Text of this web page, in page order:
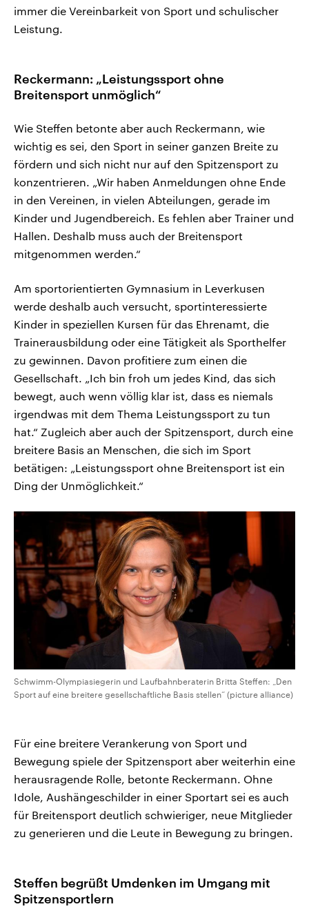
immer die Vereinbarkeit von Sport und schulischer
Leistung.
Reckermann: „Leistungssport ohne
Breitensport unmöglich“
Wie Steffen betonte aber auch Reckermann, wie
wichtig es sei, den Sport in seiner ganzen Breite zu
fördern und sich nicht nur auf den Spitzensport zu
konzentrieren. „Wir haben Anmeldungen ohne Ende
in den Vereinen, in vielen Abteilungen, gerade im
Kinder und Jugendbereich. Es fehlen aber Trainer und
Hallen. Deshalb muss auch der Breitensport
mitgenommen werden.“
Am sportorientierten Gymnasium in Leverkusen
werde deshalb auch versucht, sportinteressierte
Kinder in speziellen Kursen für das Ehrenamt, die
Trainerausbildung oder eine Tätigkeit als Sporthelfer
zu gewinnen. Davon profitiere zum einen die
Gesellschaft. „Ich bin froh um jedes Kind, das sich
bewegt, auch wenn völlig klar ist, dass es niemals
irgendwas mit dem Thema Leistungssport zu tun
hat.“ Zugleich aber auch der Spitzensport, durch eine
breitere Basis an Menschen, die sich im Sport
betätigen: „Leistungssport ohne Breitensport ist ein
Ding der Unmöglichkeit.“
Schwimm-Olympiasiegerin und Laufbahnberaterin Britta Steffen: „Den
Sport auf eine breitere gesellschaftliche Basis stellen“ (picture alliance)
Für eine breitere Verankerung von Sport und
Bewegung spiele der Spitzensport aber weiterhin eine
herausragende Rolle, betonte Reckermann. Ohne
Idole, Aushängeschilder in einer Sportart sei es auch
für Breitensport deutlich schwieriger, neue Mitglieder
zu generieren und die Leute in Bewegung zu bringen.
Steffen begrüßt Umdenken im Umgang mit
Spitzensportlern